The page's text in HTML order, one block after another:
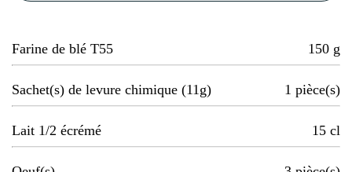
Farine de blé T55 150 g
Sachet(s) de levure chimique (11g) 1 pièce(s)
Lait 1/2 écrémé 15 cl